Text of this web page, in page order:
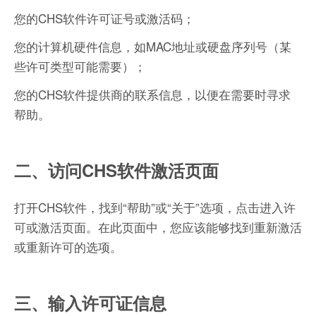
您的CHS软件许可证号或激活码；
您的计算机硬件信息，如MAC地址或硬盘序列号（某
些许可类型可能需要）；
您的CHS软件提供商的联系信息，以便在需要时寻求
帮助。
二、访问CHS软件激活页面
打开CHS软件，找到“帮助”或“关于”选项，点击进入许
可或激活页面。在此页面中，您应该能够找到重新激活
或重新许可的选项。
三、输入许可证信息